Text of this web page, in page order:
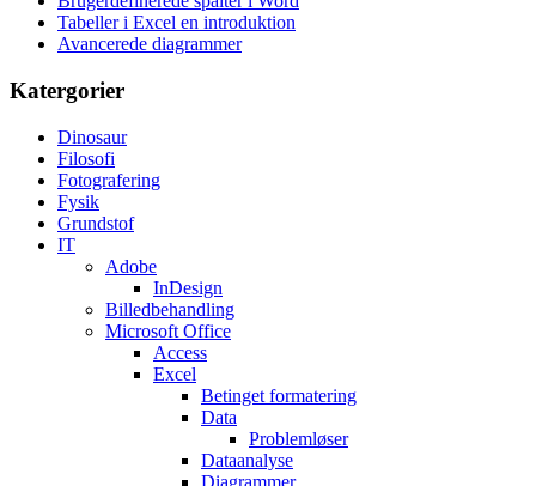
Tabeller i Excel en introduktion
Avancerede diagrammer
Katergorier
Dinosaur
Filosofi
Fotografering
Fysik
Grundstof
IT
Adobe
InDesign
Billedbehandling
Microsoft Office
Access
Excel
Betinget formatering
Data
Problemløser
Dataanalyse
Diagrammer